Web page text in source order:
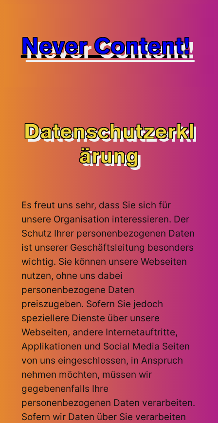
springen
Never Content!
Datenschutzerkl
ärung
Es freut uns sehr, dass Sie sich für
unsere Organisation interessieren. Der
Schutz Ihrer personenbezogenen Daten
ist unserer Geschäftsleitung besonders
wichtig. Sie können unsere Webseiten
nutzen, ohne uns dabei
personenbezogene Daten
preiszugeben. Sofern Sie jedoch
speziellere Dienste über unsere
Webseiten, andere Internetauftritte,
Applikationen und Social Media Seiten
von uns eingeschlossen, in Anspruch
nehmen möchten, müssen wir
gegebenenfalls Ihre
personenbezogenen Daten verarbeiten.
Sofern wir Daten über Sie verarbeiten